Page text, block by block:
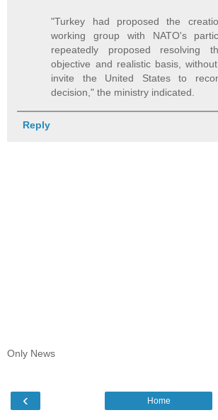
"Turkey had proposed the
working group with NATO's
repeatedly proposed resolving
objective and realistic basis,
invite the United States to
decision," the ministry indicated.
Reply
Only News
‹ Home